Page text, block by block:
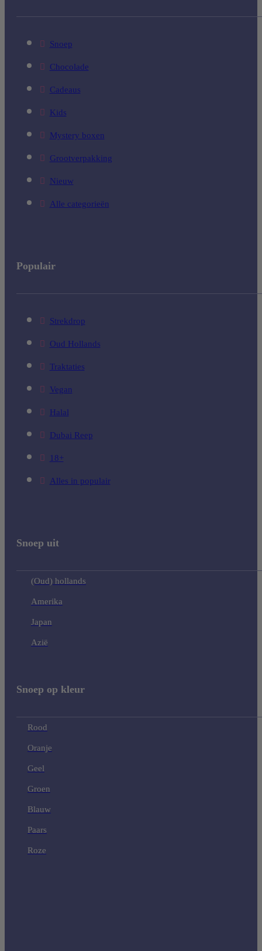
Snoep
Chocolade
Cadeaus
Kids
Mystery boxen
Grootverpakking
Nieuw
Alle categorieën
Populair
Strekdrop
Oud Hollands
Traktaties
Vegan
Halal
Dubai Reep
18+
Alles in populair
Snoep uit
(Oud) hollands
Amerika
Japan
Azië
Snoep op kleur
Rood
Oranje
Geel
Groen
Blauw
Paars
Roze